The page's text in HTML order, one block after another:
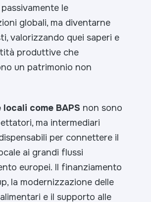
le
globali, ma diventarne
valorizzando quei saperi e
produttive che
un patrimonio non
locali come BAPS non sono
ma intermediari
per connettere il
ai grandi flussi
europei. Il finanziamento
la modernizzazione delle
e il supporto alle